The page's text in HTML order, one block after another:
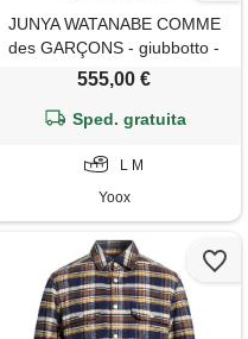
JUNYA WATANABE COMME
des GARÇONS - giubbotto -
marrone
555,00 €
Sped. gratuita
L M
Yoox